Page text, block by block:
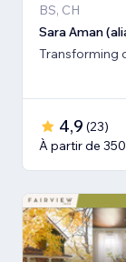
BS, CH
Sara Aman
Transforming
4,9 (23)
À partir de